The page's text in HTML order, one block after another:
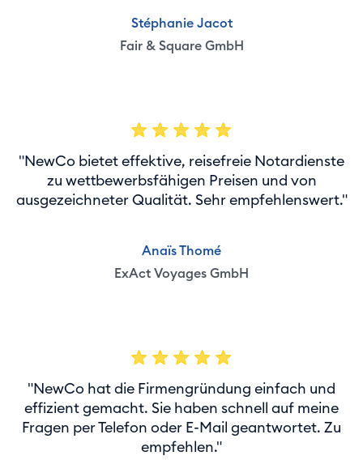
Stéphanie Jacot
Fair & Square GmbH
"NewCo bietet effektive, reisefreie Notardienste
zu wettbewerbsfähigen Preisen und von
ausgezeichneter Qualität. Sehr empfehlenswert."
Anaïs Thomé
ExAct Voyages GmbH
"NewCo hat die Firmengründung einfach und
effizient gemacht. Sie haben schnell auf meine
Fragen per Telefon oder E-Mail geantwortet. Zu
empfehlen."